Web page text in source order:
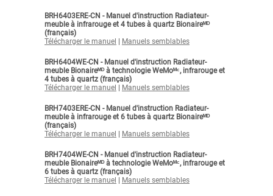
BRH6403ERE-CN - Manuel d'instruction Radiateur-
meuble à infrarouge et 4 tubes à quartz Bionaireᴹᴰ
(français)
Télécharger le manuel
Manuels semblables
BRH6404WE-CN - Manuel d'instruction Radiateur-
meuble Bionaireᴹᴰ à technologie WeMoᴹᶜ, infrarouge et
4 tubes à quartz (français)
Télécharger le manuel
Manuels semblables
BRH7403ERE-CN - Manuel d'instruction Radiateur-
meuble à infrarouge et 6 tubes à quartz Bionaireᴹᴰ
(français)
Télécharger le manuel
Manuels semblables
BRH7404WE-CN - Manuel d'instruction Radiateur-
meuble Bionaireᴹᴰ à technologie WeMoᴹᶜ, infrarouge et
6 tubes à quartz (français)
Télécharger le manuel
Manuels semblables